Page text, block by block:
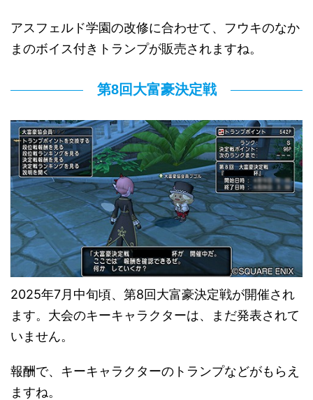
アスフェルド学園の改修に合わせて、フウキのなか
まのボイス付きトランプが販売されますね。
第8回大富豪決定戦
2025年7月中旬頃、第8回大富豪決定戦が開催され
ます。大会のキーキャラクターは、まだ発表されて
いません。
報酬で、キーキャラクターのトランプなどがもらえ
ますね。